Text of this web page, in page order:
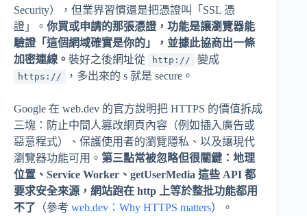
Security），但業界習慣還是把憑證叫「SSL 憑
證」。 你買或申請的那張憑證，功能是讓瀏覽器能
驗證「這個網域確實是你的」，並據此協商出一條
加密連線。 裝好之後網址從 http:// 變成
https:// ，多出來的 s 就是 secure。
Google 在 web.dev 的官方說明把 HTTPS 的價值拆成
三塊：防止中間人篡改網頁內容（例如插入廣告或
惡意程式）、保護使用者的瀏覽隱私、以及讓現代
瀏覽器功能可用。 第三點常被忽略但很關鍵：地理
位置、Service Worker、getUserMedia 這些 API 都
要求安全來源，網站跑在 http 上等於整批功能都用
不了 （參考 web.dev：Why HTTPS matters）。